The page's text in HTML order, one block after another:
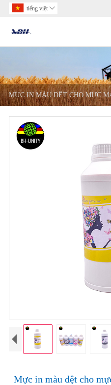
tiếng việt 
MỰC IN MÀU DỆT CHO MỰC
Mực in màu dệt cho